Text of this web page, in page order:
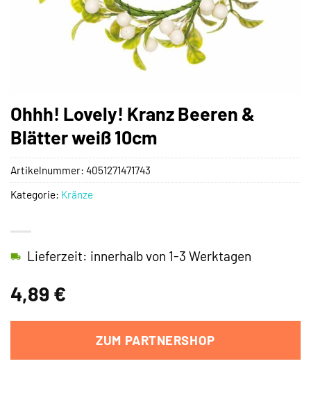
Ohhh! Lovely! Kranz Beeren &
Blätter weiß 10cm
4,89 €
Lieferzeit: innerhalb von 1-3 Werktagen
ZUM PARTNERSHOP
Artikelnummer: 4051271471743
Kategorie: Kränze